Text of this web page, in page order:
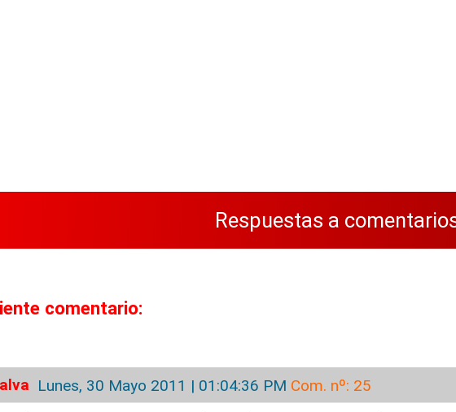
Respuestas a
comentario:
Lunes, 30 Mayo 2011 | 01:04:36 PM Com. nº: 25